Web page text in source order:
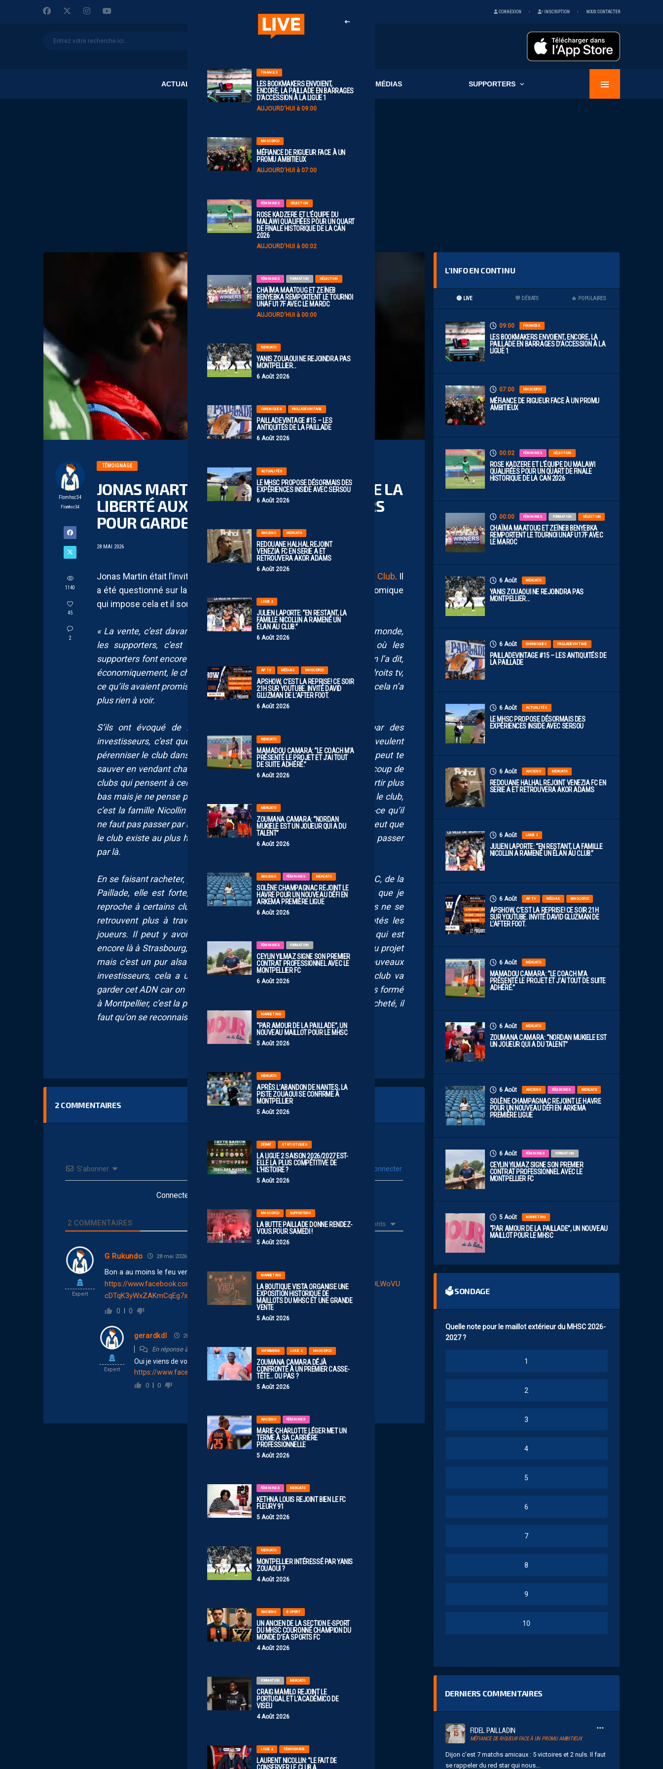
CONNEXION INSCRIPTION NOUS CONTACTER
ACTUALITÉS CLUB MÉDIAS SUPPORTERS
FINANCES
LES BOOKMAKERS ENVOIENT,
ENCORE, LA PAILLADE EN BARRAGES
D’ACCESSION À LA LIGUE 1
AUJOURD'HUI à 09:00
MHSC-DFCO
MÉFIANCE DE RIGUEUR FACE À UN
PROMU AMBITIEUX
AUJOURD'HUI à 07:00
FÉMININES SÉLECTION
ROSE KADZERE ET L’ÉQUIPE DU
MALAWI QUALIFIÉES POUR UN QUART
DE FINALE HISTORIQUE DE LA CAN
2026
AUJOURD'HUI à 00:02
FÉMININES FORMATION SÉLECTION
CHAÏMA MAATOUG ET ZEÏNEB
BENYEBKA REMPORTENT LE TOURNOI
UNAF U17F AVEC LE MAROC
AUJOURD'HUI à 00:00
MERCATO
YANIS ZOUAOUI NE REJOINDRA PAS
MONTPELLIER…
6 Août 2026
CHRONIQUES PAILLADEVINTAGE
PAILLADEVINTAGE #15 – LES
ANTIQUITÉS DE LA PAILLADE
6 Août 2026
ACTUALITÉS
LE MHSC PROPOSE DÉSORMAIS DES
EXPÉRIENCES INSIDE AVEC SERSOU
6 Août 2026
ANCIENS MERCATO
REDOUANE HALHAL REJOINT
VENEZIA FC EN SERIE A ET
RETROUVERA AKOR ADAMS
6 Août 2026
LIGUE 2
JULIEN LAPORTE: “EN RESTANT, LA
FAMILLE NICOLLIN A RAMENÉ UN
ÉLAN AU CLUB.”
6 Août 2026
AP TV MÉDIAS MHSC-DFCO
APSHOW, C’EST LA REPRISE! CE SOIR
21H SUR YOUTUBE. INVITÉ DAVID
GLUZMAN DE L’AFTER FOOT.
6 Août 2026
MERCATO
MAMADOU CAMARA: “LE COACH M’A
PRÉSENTÉ LE PROJET ET J’AI TOUT
DE SUITE ADHÉRÉ.”
6 Août 2026
MERCATO
ZOUMANA CAMARA: “NORDAN
MUKIELE EST UN JOUEUR QUI A DU
TALENT”
6 Août 2026
ANCIENS FÉMININES MERCATO
SOLÈNE CHAMPAGNAC REJOINT LE
HAVRE POUR UN NOUVEAU DÉFI EN
ARKEMA PREMIÈRE LIGUE
6 Août 2026
FÉMININES FORMATION
CEYLIN YILMAZ SIGNE SON PREMIER
CONTRAT PROFESSIONNEL AVEC LE
MONTPELLIER FC
6 Août 2026
MARKETING
“PAR AMOUR DE LA PAILLADE”, UN
NOUVEAU MAILLOT POUR LE MHSC
5 Août 2026
MERCATO
APRÈS L’ABANDON DE NANTES, LA
PISTE ZOUAOUI SE CONFIRME À
MONTPELLIER
5 Août 2026
DÉBAT STATISTIQUES
LA LIGUE 2 SAISON 2026/2027 EST-
ELLE LA PLUS COMPÉTITIVE DE
L’HISTOIRE ?
5 Août 2026
MHSC-DFCO SUPPORTERS
LA BUTTE PAILLADE DONNE RENDEZ-
VOUS POUR SAMEDI !
5 Août 2026
MARKETING
LA BOUTIQUE VISTA ORGANISE UNE
EXPOSITION HISTORIQUE DE
MAILLOTS DU MHSC ET UNE GRANDE
VENTE
5 Août 2026
INFIRMERIE LIGUE 2 MHSC-DFCO
ZOUMANA CAMARA DÉJÀ
CONFRONTÉ À UN PREMIER CASSE-
TÊTE… OU PAS ?
5 Août 2026
ANCIENS FÉMININES
MARIE-CHARLOTTE LÉGER MET UN
TERME À SA CARRIÈRE
PROFESSIONNELLE
5 Août 2026
FÉMININES MERCATO
KETHNA LOUIS REJOINT BIEN LE FC
FLEURY 91
5 Août 2026
MERCATO
MONTPELLIER INTÉRESSÉ PAR YANIS
ZOUAOUI ?
4 Août 2026
ANCIENS E-SPORT
UN ANCIEN DE LA SECTION E-SPORT
DU MHSC COURONNÉ CHAMPION DU
MONDE D’EA SPORTS FC
4 Août 2026
FORMATION MERCATO
CRAIG MAMILO REJOINT LE
PORTUGAL ET L’ACADÉMICO DE
VISEU
4 Août 2026
LIGUE 2 TÉMOIGNAGE
LAURENT NICOLLIN: “LE FAIT DE
Flomhsc34
Flomhsc34
1140
45
2
TÉMOIGNAGE
JONAS MARTIN : “NE PAS LAISSER TOUTE LA
LIBERTÉ AUX NOUVEAUX INVESTISSEURS
POUR GARDER L’ADN DU CLUB”
28 MAI 2026
Jonas Martin était l’invité de Bertrand Queneutte dans Montpellier Sport Club. Il
a été questionné sur la vente du MHSC. Pour lui, c’est une réalité économique
qui impose cela et il souhaite que l’identité du club soit sauvegardée.
« La vente, c’est davantage une nécessité. C’est difficile pour tout le monde,
les supporters, c’est le cas à Strasbourg avec la multipropriété où les
supporters font encore grève le premier quart d’heure…Mais comme on l’a dit,
économiquement, le championnat c’est compliqué. Quand on voit les droits tv,
ce qu’ils avaient promis, ce qu’on a maintenant et ce qu’on avait avant, cela n’a
plus rien à voir.
S’ils ont évoqué de revendre le club, ou de se faire racheter par des
investisseurs, c’est que financièrement, ça doit être compliqué. S’ils veulent
pérenniser le club dans le milieu professionnel, alors oui, la formation peut te
sauver en vendant chaque année un ou deux joueurs mais il y a beaucoup de
clubs qui pensent à cela, à la vente. Il faudrait revoir peut-être de repartir plus
bas mais je ne pense pas qu’ils veuillent cela. C’est triste car j’ai connu le club,
c’est la famille Nicollin forcément. Mais si on veut le bien du club, est-ce qu’il
ne faut pas passer par là ? Il faut peser le pour et le contre mais si l’on veut que
le club existe au plus haut niveau en Ligue 1, c’est peut-être obligé de passer
par là.
En se faisant racheter, peut-on garder son identité ? L’identité du MHSC, de la
Paillade, elle est forte, elle est ancrée depuis des années. C’est ce que je
reproche à certains clubs. Ils passent la main et après, les supporters ne se
retrouvent plus à travers cela. C’est pareil pour les salariés exceptés les
joueurs. Il peut y avoir des investisseurs mais comme Marc Keller qui est
encore là à Strasbourg, c’est vraiment une pièce importante du nouveau projet
mais c’est un pur alsacien. (…) Ne pas laisser toute la liberté aux nouveaux
investisseurs, cela a un impact sur l’ADN du club. J’espère que le club va
garder cet ADN car on se retrouve à travers ces valeurs là. Quand tu es formé
à Montpellier, c’est la première chose qu’on te dit
donc si le club est racheté, il
faut qu’on se reconnaisse à travers le club. »
2 COMMENTAIRES
S’abonner Se connecter avec : vous connecter
Connectez-vous pour poster un commentaire
2 COMMENTAIRES Récents
Expert
G Rukundo 28 mai 2026 17:35
Bon a au moins le feu vert de la DNCG
https://www.facebook.com/MHSC/posts/pfbid02xWdfbWB1Zob9UmtHMjsaQxLUBDLWoVU
cDTqK3yWxZAKmCqEg7xLHj95VMyNt3f87l
0 0
Expert
gerardkdl 28 mai 2026 18:51
En réponse à G Rukundo
Oui je viens de voir ça sur Facebook :
https://www.facebook.com/share/1EE1ndTS6p/
0 0
L’INFO EN CONTINU
🔴 LIVE 💬 DÉBATS 🔥 POPULAIRES
09:00 FINANCES
LES BOOKMAKERS ENVOIENT, ENCORE, LA
PAILLADE EN BARRAGES D’ACCESSION À LA
LIGUE 1
07:00 MHSC-DFCO
MÉFIANCE DE RIGUEUR FACE À UN PROMU
AMBITIEUX
00:02 FÉMININES SÉLECTION
ROSE KADZERE ET L’ÉQUIPE DU MALAWI
QUALIFIÉES POUR UN QUART DE FINALE
HISTORIQUE DE LA CAN 2026
00:00 FÉMININES FORMATION SÉLECTION
CHAÏMA MAATOUG ET ZEÏNEB BENYEBKA
REMPORTENT LE TOURNOI UNAF U17F AVEC
LE MAROC
6 Août MERCATO
YANIS ZOUAOUI NE REJOINDRA PAS
MONTPELLIER…
6 Août CHRONIQUES PAILLADEVINTAGE
PAILLADEVINTAGE #15 – LES ANTIQUITÉS DE
LA PAILLADE
6 Août ACTUALITÉS
LE MHSC PROPOSE DÉSORMAIS DES
EXPÉRIENCES INSIDE AVEC SERSOU
6 Août ANCIENS MERCATO
REDOUANE HALHAL REJOINT VENEZIA FC EN
SERIE A ET RETROUVERA AKOR ADAMS
6 Août LIGUE 2
JULIEN LAPORTE: “EN RESTANT, LA FAMILLE
NICOLLIN A RAMENÉ UN ÉLAN AU CLUB.”
6 Août AP TV MÉDIAS MHSC-DFCO
APSHOW, C’EST LA REPRISE! CE SOIR 21H
SUR YOUTUBE. INVITÉ DAVID GLUZMAN DE
L’AFTER FOOT.
6 Août MERCATO
MAMADOU CAMARA: “LE COACH M’A
PRÉSENTÉ LE PROJET ET J’AI TOUT DE SUITE
ADHÉRÉ.”
6 Août MERCATO
ZOUMANA CAMARA: “NORDAN MUKIELE EST
UN JOUEUR QUI A DU TALENT”
6 Août ANCIENS FÉMININES MERCATO
SOLÈNE CHAMPAGNAC REJOINT LE HAVRE
POUR UN NOUVEAU DÉFI EN ARKEMA
PREMIÈRE LIGUE
6 Août FÉMININES FORMATION
CEYLIN YILMAZ SIGNE SON PREMIER
CONTRAT PROFESSIONNEL AVEC LE
MONTPELLIER FC
5 Août MARKETING
“PAR AMOUR DE LA PAILLADE”, UN NOUVEAU
MAILLOT POUR LE MHSC
🗳 SONDAGE
Quelle note pour le maillot extérieur du MHSC 2026-
2027 ?
1
2
3
4
5
6
7
8
9
10
DERNIERS COMMENTAIRES
FIDEL PAILLADIN
MÉFIANCE DE RIGUEUR FACE À UN PROMU AMBITIEUX
Dijon c’est 7 matchs amicaux : 5 victoires et 2 nuls. Il faut
se rappeler du red star qui nous...